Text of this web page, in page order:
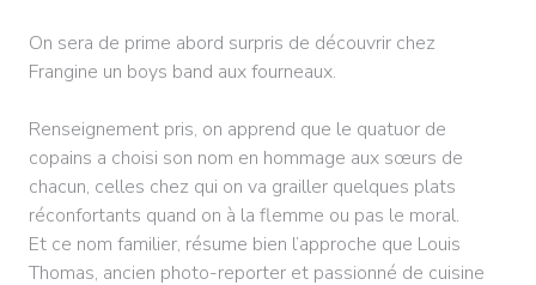
On sera de prime abord surpris de découvrir chez
Frangine un boys band aux fourneaux.
Renseignement pris, on apprend que le quatuor de
copains a choisi son nom en hommage aux sœurs de
chacun, celles chez qui on va grailler quelques plats
réconfortants quand on à la flemme ou pas le moral.
Et ce nom familier, résume bien l’approche que Louis
Thomas, ancien photo-reporter et passionné de cuisine